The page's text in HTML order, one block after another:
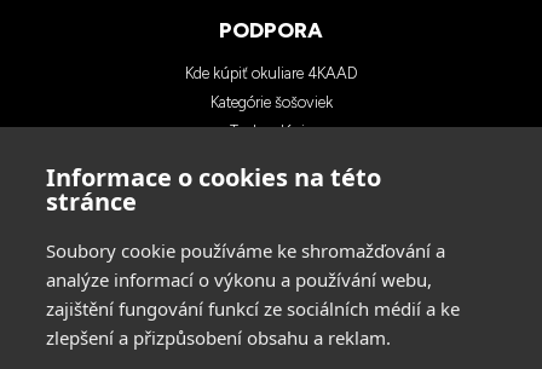
Informace o cookies na této
stránce
Soubory cookie používáme ke shromažďování a
analýze informací o výkonu a používání webu,
zajištění fungování funkcí ze sociálních médií a ke
zlepšení a přizpůsobení obsahu a reklam.
PODPORA
Kde kúpiť okuliare 4KAAD
Kategórie šošoviek
Technológia
Kontakty
KONTAKTY
INA SPORT spol. s r.o.
Adresa: Hlavní 729/114, 664 31 Lelekovice,